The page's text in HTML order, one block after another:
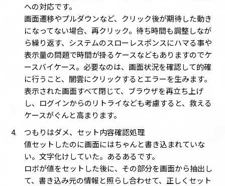
への対応です。
画面遷移やプルダウンなど、クリック後が期待した動き
になってない場合、再クリック。待ち時間も調整しなが
ら繰り返す、システムのスローレスポンスにハマる事や
表示量の問題で時間が掛るケースなどもありますのでケ
ースバイケース。必要なのは、画面状況を確認して的確
に行うこと、闇雲にクリックするとエラーを生みます。
表示された画面すべて閉じて、ブラウザを再立ち上げ
し、ログインからのリトライなども考慮すると、救える
ケースがぐんと高まります。
つもりはダメ、セット内容確認処理
値セットしたのに画面にはちゃんと書き込まれていな
い。文字化けしていた。あるあるです。
ロボが値をセットした後に、その部分を画面から抽出し
て、書き込み元の情報と照らし合わせて、正しくセット